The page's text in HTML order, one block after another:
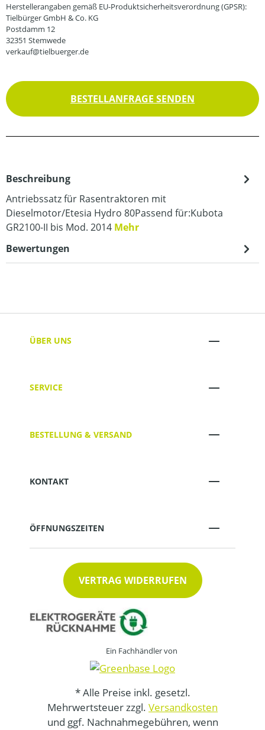
Herstellerangaben gemäß EU-Produktsicherheitsverordnung (GPSR):
Tielbürger GmbH & Co. KG
Postdamm 12
32351 Stemwede
verkauf@tielbuerger.de
BESTELLANFRAGE SENDEN
Beschreibung
Antriebssatz für Rasentraktoren mit
Dieselmotor/Etesia Hydro 80Passend für:Kubota
GR2100-II bis Mod. 2014 Mehr
Bewertungen
ÜBER UNS
SERVICE
BESTELLUNG & VERSAND
KONTAKT
ÖFFNUNGSZEITEN
VERTRAG WIDERRUFEN
Ein Fachhändler von
* Alle Preise inkl. gesetzl.
Mehrwertsteuer zzgl. Versandkosten
und ggf. Nachnahmegebühren, wenn